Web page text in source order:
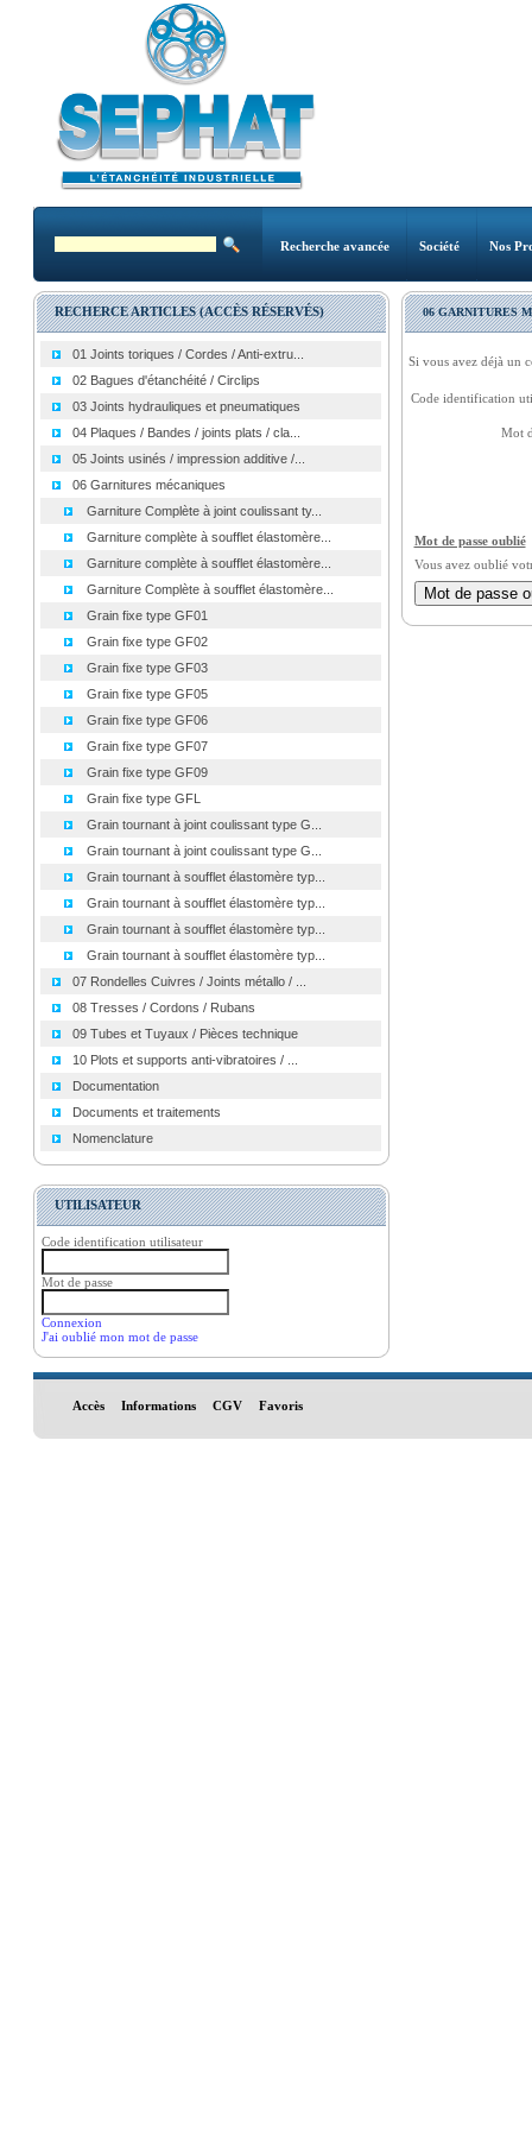
Recherche avancée Société Nos
RECHERCE ARTICLES (ACCÈS RÉSERVÉS)
01 Joints toriques / Cordes / Anti-extru...
02 Bagues d'étanchéité / Circlips
03 Joints hydrauliques et pneumatiques
04 Plaques / Bandes / joints plats / cla...
05 Joints usinés / impression additive /...
06 Garnitures mécaniques
Garniture Complète à joint coulissant ty...
Garniture complète à soufflet élastomère...
Garniture complète à soufflet élastomère...
Garniture Complète à soufflet élastomère...
Grain fixe type GF01
Grain fixe type GF02
Grain fixe type GF03
Grain fixe type GF05
Grain fixe type GF06
Grain fixe type GF07
Grain fixe type GF09
Grain fixe type GFL
Grain tournant à joint coulissant type G...
Grain tournant à joint coulissant type G...
Grain tournant à soufflet élastomère typ...
Grain tournant à soufflet élastomère typ...
Grain tournant à soufflet élastomère typ...
Grain tournant à soufflet élastomère typ...
07 Rondelles Cuivres / Joints métallo / ...
08 Tresses / Cordons / Rubans
09 Tubes et Tuyaux / Pièces technique
10 Plots et supports anti-vibratoires / ...
Documentation
Documents et traitements
Nomenclature
UTILISATEUR
Code identification utilisateur
Mot de passe
Connexion
J'ai oublié mon mot de passe
06 GARNITURES
Si vous avez déjà un
Code identification
Mot
Mot de passe oublié
Vous avez oublié
Accès Informations CGV Favoris